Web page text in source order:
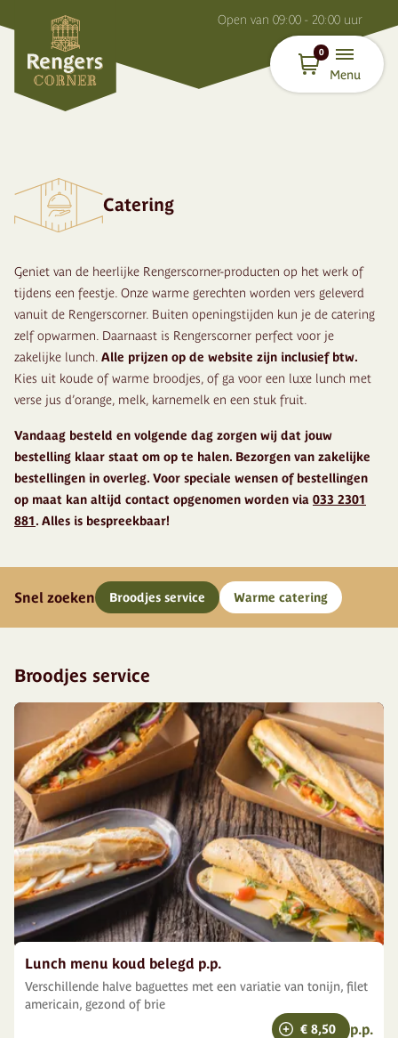
Open van 09:00 - 20:00 uur
0
Menu
Catering
Geniet van de heerlijke Rengerscorner-producten op het werk of
tijdens een feestje. Onze warme gerechten worden vers geleverd
vanuit de Rengerscorner. Buiten openingstijden kun je de catering
zelf opwarmen. Daarnaast is Rengerscorner perfect voor je
zakelijke lunch. Alle prijzen op de website zijn inclusief btw.
Kies uit koude of warme broodjes, of ga voor een luxe lunch met
verse jus d’orange, melk, karnemelk en een stuk fruit.
Vandaag besteld en volgende dag zorgen wij dat jouw
bestelling klaar staat om op te halen. Bezorgen van zakelijke
bestellingen in overleg. Voor speciale wensen of bestellingen
op maat kan altijd contact opgenomen worden via 033 2301
881. Alles is bespreekbaar!
Snel zoeken Broodjes service Warme catering
Broodjes service
Lunch menu koud belegd p.p.
Verschillende halve baguettes met een variatie van tonijn, filet
americain, gezond of brie
€ 8,50
p.p.